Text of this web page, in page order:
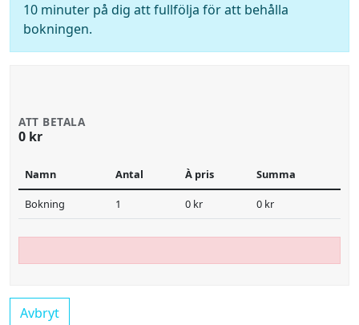
10 minuter på dig att fullfölja för att behålla
bokningen.
ATT BETALA
0 kr
Namn Antal À pris Summa
Bokning 1 0 kr 0 kr
Avbryt